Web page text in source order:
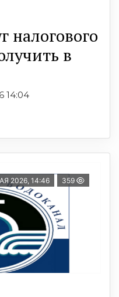
налогового
в
14:04
2026, 14:46 359